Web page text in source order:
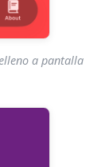
a pantalla